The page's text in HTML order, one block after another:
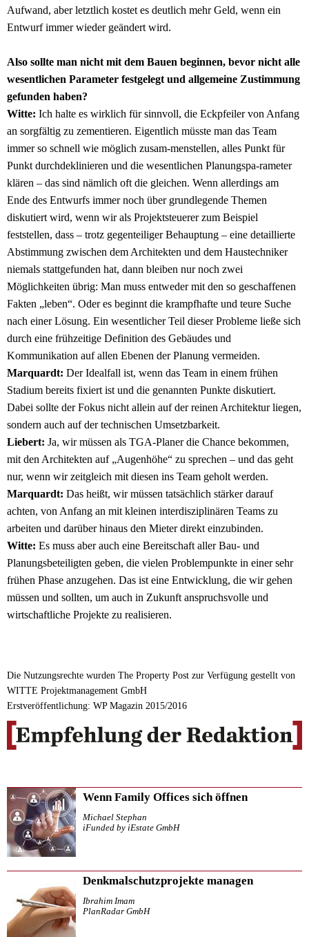
Aufwand, aber letztlich kostet es deutlich mehr Geld, wenn ein
Entwurf immer wieder geändert wird.
Also sollte man nicht mit dem Bauen beginnen, bevor nicht alle
wesentlichen Parameter festgelegt und allgemeine Zustimmung
gefunden haben?
Witte: Ich halte es wirklich für sinnvoll, die Eckpfeiler von Anfang
an sorgfältig zu zementieren. Eigentlich müsste man das Team
immer so schnell wie möglich zusam-menstellen, alles Punkt für
Punkt durchdeklinieren und die wesentlichen Planungspa-rameter
klären – das sind nämlich oft die gleichen. Wenn allerdings am
Ende des Entwurfs immer noch über grundlegende Themen
diskutiert wird, wenn wir als Projektsteuerer zum Beispiel
feststellen, dass – trotz gegenteiliger Behauptung – eine detaillierte
Abstimmung zwischen dem Architekten und dem Haustechniker
niemals stattgefunden hat, dann bleiben nur noch zwei
Möglichkeiten übrig: Man muss entweder mit den so geschaffenen
Fakten „leben“. Oder es beginnt die krampfhafte und teure Suche
nach einer Lösung. Ein wesentlicher Teil dieser Probleme ließe sich
durch eine frühzeitige Definition des Gebäudes und
Kommunikation auf allen Ebenen der Planung vermeiden.
Marquardt: Der Idealfall ist, wenn das Team in einem frühen
Stadium bereits fixiert ist und die genannten Punkte diskutiert.
Dabei sollte der Fokus nicht allein auf der reinen Architektur liegen,
sondern auch auf der technischen Umsetzbarkeit.
Liebert: Ja, wir müssen als TGA-Planer die Chance bekommen,
mit den Architekten auf „Augenhöhe“ zu sprechen – und das geht
nur, wenn wir zeitgleich mit diesen ins Team geholt werden.
Marquardt: Das heißt, wir müssen tatsächlich stärker darauf
achten, von Anfang an mit kleinen interdisziplinären Teams zu
arbeiten und darüber hinaus den Mieter direkt einzubinden.
Witte: Es muss aber auch eine Bereitschaft aller Bau- und
Planungsbeteiligten geben, die vielen Problempunkte in einer sehr
frühen Phase anzugehen. Das ist eine Entwicklung, die wir gehen
müssen und sollten, um auch in Zukunft anspruchsvolle und
wirtschaftliche Projekte zu realisieren.
Die Nutzungsrechte wurden The Property Post zur Verfügung gestellt von
WITTE Projektmanagement GmbH
Erstveröffentlichung: WP Magazin 2015/2016
Wenn Family Offices sich öffnen
Michael Stephan
iFunded by iEstate GmbH
Denkmalschutzprojekte managen
Ibrahim Imam
PlanRadar GmbH